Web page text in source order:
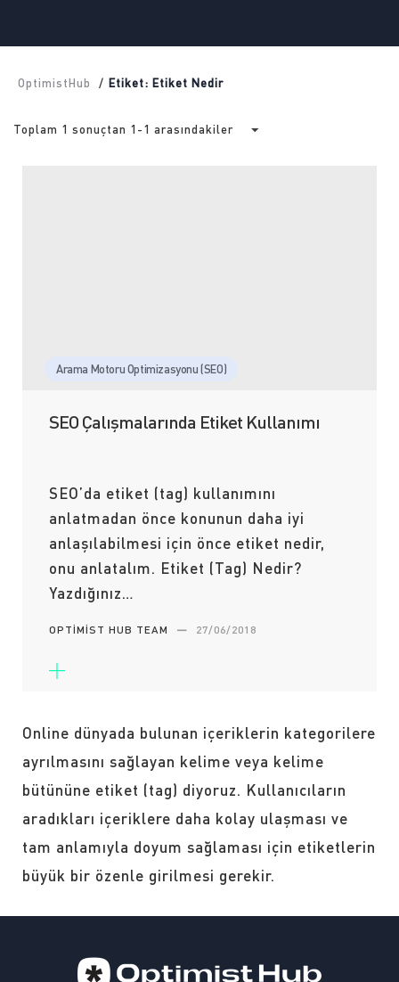
OptimistHub / Etiket: Etiket Nedir
Toplam 1 sonuçtan 1-1 arasındakiler
Arama Motoru Optimizasyonu (SEO)
SEO Çalışmalarında Etiket Kullanımı
SEO’da etiket (tag) kullanımını
anlatmadan önce konunun daha iyi
anlaşılabilmesi için önce etiket nedir,
onu anlatalım. Etiket (Tag) Nedir?
Yazdığınız…
OPTIMIST HUB TEAM — 27/06/2018
Online dünyada bulunan içeriklerin kategorilere
ayrılmasını sağlayan kelime veya kelime
bütününe etiket (tag) diyoruz. Kullanıcıların
aradıkları içeriklere daha kolay ulaşması ve
tam anlamıyla doyum sağlaması için etiketlerin
büyük bir özenle girilmesi gerekir.